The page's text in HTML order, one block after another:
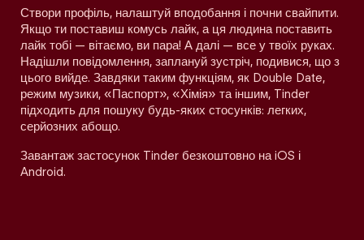
Створи профіль, налаштуй вподобання і почни свайпити.
Якщо ти поставиш комусь лайк, а ця людина поставить
лайк тобі — вітаємо, ви пара! А далі — все у твоїх руках.
Надішли повідомлення, заплануй зустріч, подивися, що з
цього вийде. Завдяки таким функціям, як Double Date,
режим музики, «Паспорт», «Хімія» та іншим, Tinder
підходить для пошуку будь-яких стосунків: легких,
серйозних абощо.
Завантаж застосунок Tinder безкоштовно на iOS і
Android.